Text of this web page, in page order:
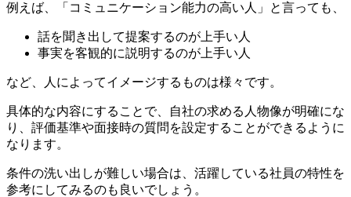
例えば、「コミュニケーション能力の高い人」と言っても、
話を聞き出して提案するのが上手い人
事実を客観的に説明するのが上手い人
など、人によってイメージするものは様々です。
具体的な内容にすることで、自社の求める人物像が明確にな
り、評価基準や面接時の質問を設定することができるように
なります。
条件の洗い出しが難しい場合は、活躍している社員の特性を
参考にしてみるのも良いでしょう。